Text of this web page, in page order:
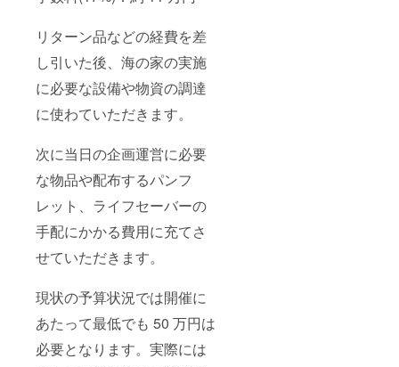
リターン品などの経費を差
し引いた後、海の家の実施
に必要な設備や物資の調達
に使わていただきます。
次に当日の企画運営に必要
な物品や配布するパンフ
レット、ライフセーバーの
手配にかかる費用に充てさ
せていただきます。
現状の予算状況では開催に
あたって最低でも 50 万円は
必要となります。実際には